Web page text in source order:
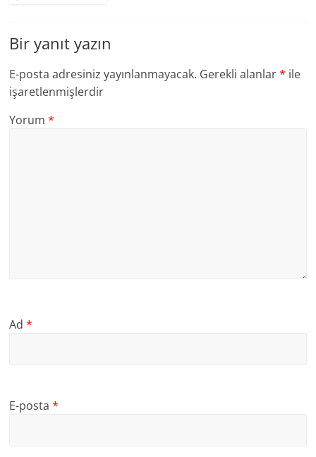
Bir yanıt yazın
E-posta adresiniz yayınlanmayacak. Gerekli alanlar* ile
işaretlenmişlerdir
Yorum*
Ad*
E-posta*